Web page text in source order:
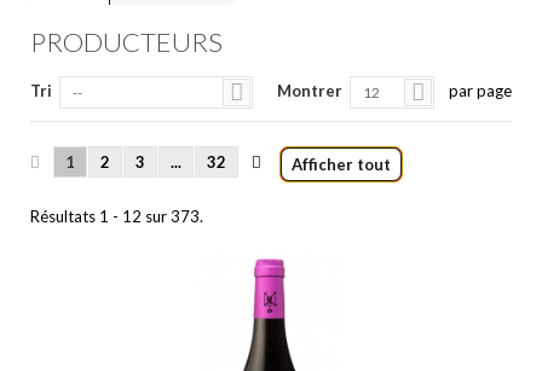
PRODUCTEURS
Tri -- Montrer 12 par page
Afficher tout
1 2 3 ... 32
Résultats 1 - 12 sur 373.